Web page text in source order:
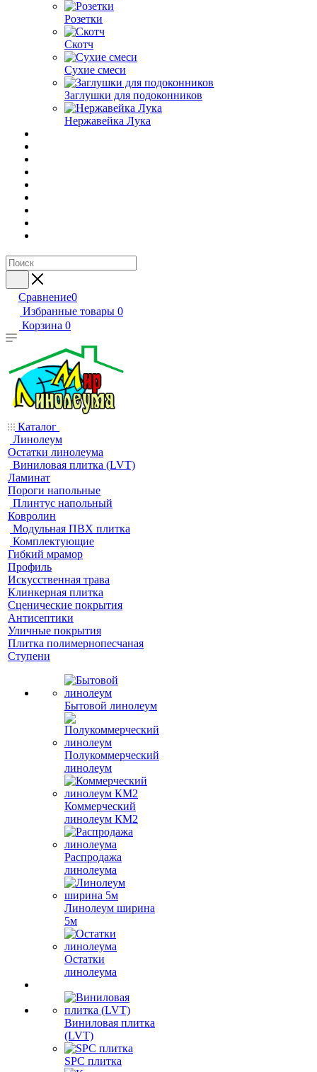
Розетки
Скотч
Сухие смеси
Заглушки для подоконников
Нержавейка Лука
Сравнение0
Избранные товары 0
Корзина 0
Каталог
Линолеум
Остатки линолеума
Виниловая плитка (LVT)
Ламинат
Пороги напольные
Плинтус напольный
Ковролин
Модульная ПВХ плитка
Комплектующие
Гибкий мрамор
Профиль
Искусственная трава
Клинкерная плитка
Сценические покрытия
Антисептики
Уличные покрытия
Плитка полимернопесчаная
Ступени
Бытовой линолеум
Полукоммерческий
линолеум
Коммерческий
линолеум КМ2
Распродажа
линолеума
Линолеум ширина
5м
Остатки
линолеума
Виниловая плитка
(LVT)
SPC плитка